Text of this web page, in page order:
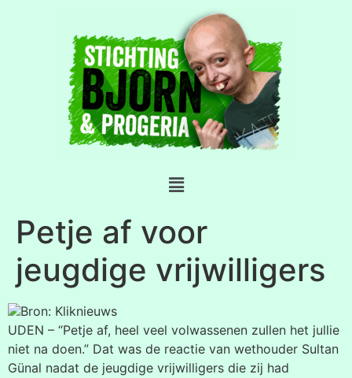
Petje af voor
jeugdige vrijwilligers
Bron: Kliknieuws
UDEN – “Petje af, heel veel volwassenen zullen het jullie
niet na doen.” Dat was de reactie van wethouder Sultan
Günal nadat de jeugdige vrijwilligers die zij had